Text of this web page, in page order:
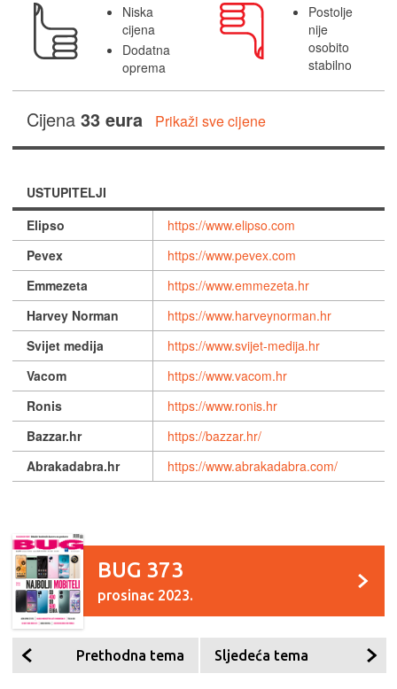
Niska
cijena
Dodatna
oprema
Postolje
nije
osobito
stabilno
Cijena 33 eura Prikaži sve cijene
USTUPITELJI
Elipso
https://www.elipso.com
Pevex
https://www.pevex.com
Emmezeta
https://www.emmezeta.hr
Harvey Norman
https://www.harveynorman.hr
Svijet medija
https://www.svijet-medija.hr
Vacom
https://www.vacom.hr
Ronis
https://www.ronis.hr
Bazzar.hr
https://bazzar.hr/
Abrakadabra.hr
https://www.abrakadabra.com/
BUG 373
prosinac 2023.
Prethodna tema Sljedeća tema